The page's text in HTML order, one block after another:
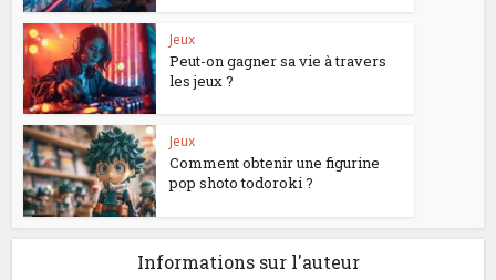
Jeux
Peut-on gagner sa vie à travers
les jeux ?
Jeux
Comment obtenir une figurine
pop shoto todoroki ?
Informations sur l'auteur